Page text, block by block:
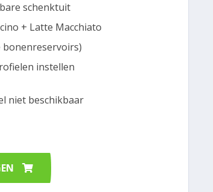
niet beschikbaar
schenktuit
+ Latte Macchiato
bonenreservoirs)
instellen